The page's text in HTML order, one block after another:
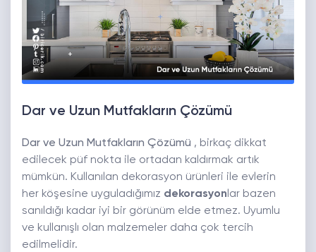
Dar ve Uzun Mutfakların Çözümü
Dar ve Uzun Mutfakların Çözümü , birkaç dikkat
edilecek püf nokta ile ortadan kaldırmak artık
mümkün. Kullanılan dekorasyon ürünleri ile evlerin
her köşesine uyguladığımız dekorasyon lar bazen
sanıldığı kadar iyi bir görünüm elde etmez. Uyumlu
ve kullanışlı olan malzemeler daha çok tercih
edilmelidir.